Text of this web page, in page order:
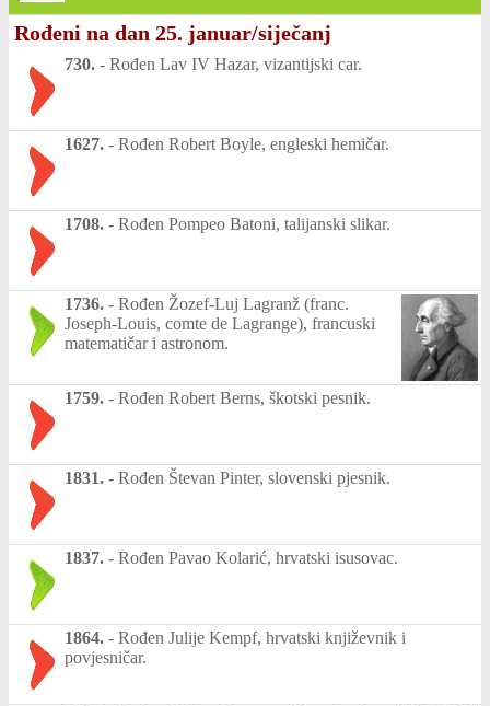
Rođeni na dan 25. januar/siječanj
730. - Rođen Lav IV Hazar, vizantijski car.
1627. - Rođen Robert Boyle, engleski hemičar.
1708. - Rođen Pompeo Batoni, talijanski slikar.
1736. - Rođen Žozef-Luj Lagranž (franc.
Joseph-Louis, comte de Lagrange), francuski
matematičar i astronom.
1759. - Rođen Robert Berns, škotski pesnik.
1831. - Rođen Števan Pinter, slovenski pjesnik.
1837. - Rođen Pavao Kolarić, hrvatski isusovac.
1864. - Rođen Julije Kempf, hrvatski književnik i
povjesničar.